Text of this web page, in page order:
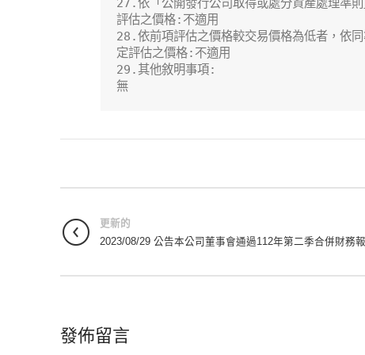
27.依「公開發行公司取得或處分資產處理準
評估之價格:不適用
28.依前項評估之價格較交易價格為低者，依
定評估之價格:不適用
29.其他敘明事項:
無
更新的
2023/08/29 公告本公司董事會通過112年第二季合併財務
發佈留言